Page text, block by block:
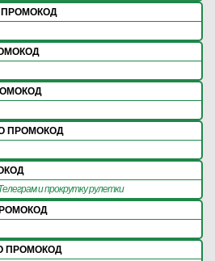
ПРОМОКОД
ПРОМОКОД
и прокрутку рулетки
ПРОМОКОД